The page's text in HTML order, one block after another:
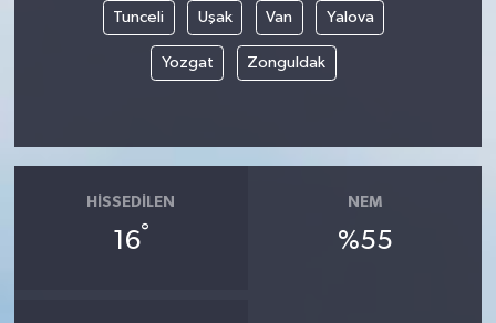
Tunceli Uşak Van Yalova
Yozgat Zonguldak
HISSEDILEN
16°
NEM
%55